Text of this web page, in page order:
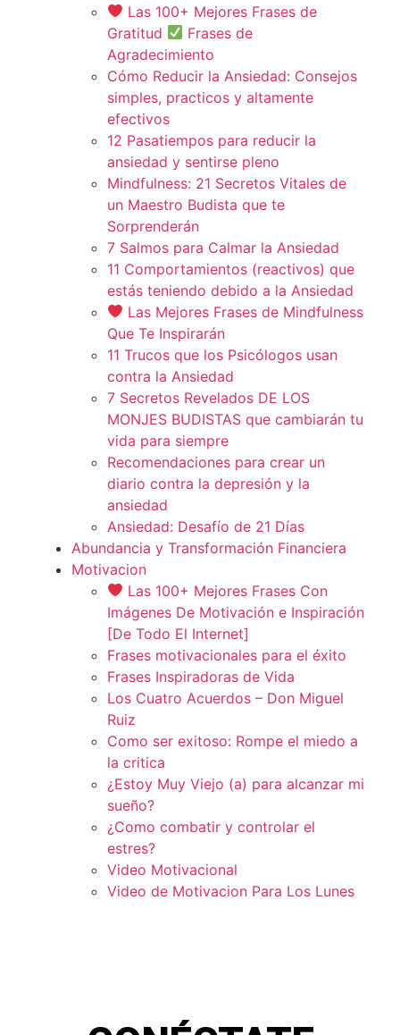
Las 100+ Mejores Frases de
Gratitud
Frases de
Agradecimiento
Cómo Reducir la Ansiedad: Consejos
simples, practicos y altamente
efectivos
12 Pasatiempos para reducir la
ansiedad y sentirse pleno
Mindfulness: 21 Secretos Vitales de
un Maestro Budista que te
Sorprenderán
7 Salmos para Calmar la Ansiedad
11 Comportamientos (reactivos) que
estás teniendo debido a la Ansiedad
Las Mejores Frases de Mindfulness
Que Te Inspirarán
11 Trucos que los Psicólogos usan
contra la Ansiedad
7 Secretos Revelados DE LOS
MONJES BUDISTAS que cambiarán tu
vida para siempre
Recomendaciones para crear un
diario contra la depresión y la
ansiedad
Ansiedad: Desafío de 21 Días
Abundancia y Transformación Financiera
Motivacion
Las 100+ Mejores Frases Con
Imágenes De Motivación e Inspiración
[De Todo El Internet]
Frases motivacionales para el éxito
Frases Inspiradoras de Vida
Los Cuatro Acuerdos – Don Miguel
Ruiz
Como ser exitoso: Rompe el miedo a
la critica
¿Estoy Muy Viejo (a) para alcanzar mi
sueño?
¿Como combatir y controlar el
estres?
Video Motivacional
Video de Motivacion Para Los Lunes